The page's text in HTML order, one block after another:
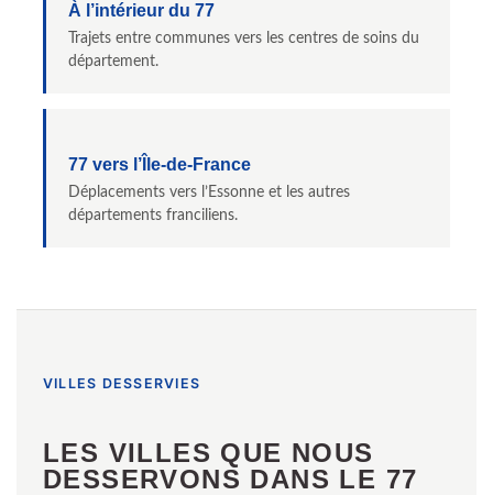
À l’intérieur du 77
Trajets entre communes vers les centres de soins du
département.
77 vers l’Île-de-France
Déplacements vers l’Essonne et les autres
départements franciliens.
VILLES DESSERVIES
LES VILLES QUE NOUS
DESSERVONS DANS LE 77